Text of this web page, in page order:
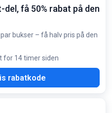
få 50% rabat på den
bukser – få halv pris på den
for 14 timer siden
rabatkode